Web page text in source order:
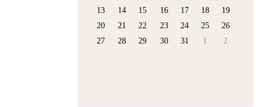
13
14 15 16 17 18
19
20
21 22 23 24 25
26
27
28 29 30 31 1 2